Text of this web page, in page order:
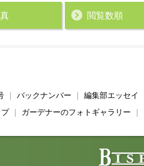
閲覧数順
｜ バックナンバー 編集部エッセイ
｜ ガーデナーのフォトギャラリー